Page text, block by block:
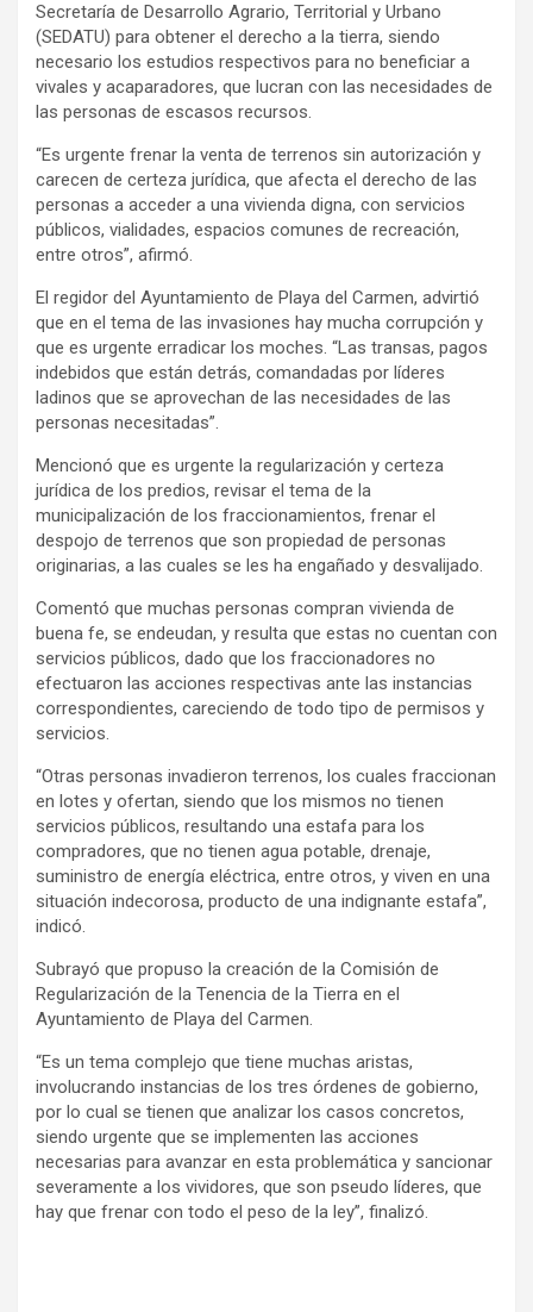
Secretaría de Desarrollo Agrario, Territorial y Urbano
(SEDATU) para obtener el derecho a la tierra, siendo
necesario los estudios respectivos para no beneficiar a
vivales y acaparadores, que lucran con las necesidades de
las personas de escasos recursos.
“Es urgente frenar la venta de terrenos sin autorización y
carecen de certeza jurídica, que afecta el derecho de las
personas a acceder a una vivienda digna, con servicios
públicos, vialidades, espacios comunes de recreación,
entre otros”, afirmó.
El regidor del Ayuntamiento de Playa del Carmen, advirtió
que en el tema de las invasiones hay mucha corrupción y
que es urgente erradicar los moches. “Las transas, pagos
indebidos que están detrás, comandadas por líderes
ladinos que se aprovechan de las necesidades de las
personas necesitadas”.
Mencionó que es urgente la regularización y certeza
jurídica de los predios, revisar el tema de la
municipalización de los fraccionamientos, frenar el
despojo de terrenos que son propiedad de personas
originarias, a las cuales se les ha engañado y desvalijado.
Comentó que muchas personas compran vivienda de
buena fe, se endeudan, y resulta que estas no cuentan con
servicios públicos, dado que los fraccionadores no
efectuaron las acciones respectivas ante las instancias
correspondientes, careciendo de todo tipo de permisos y
servicios.
“Otras personas invadieron terrenos, los cuales fraccionan
en lotes y ofertan, siendo que los mismos no tienen
servicios públicos, resultando una estafa para los
compradores, que no tienen agua potable, drenaje,
suministro de energía eléctrica, entre otros, y viven en una
situación indecorosa, producto de una indignante estafa”,
indicó.
Subrayó que propuso la creación de la Comisión de
Regularización de la Tenencia de la Tierra en el
Ayuntamiento de Playa del Carmen.
“Es un tema complejo que tiene muchas aristas,
involucrando instancias de los tres órdenes de gobierno,
por lo cual se tienen que analizar los casos concretos,
siendo urgente que se implementen las acciones
necesarias para avanzar en esta problemática y sancionar
severamente a los vividores, que son pseudo líderes, que
hay que frenar con todo el peso de la ley”, finalizó.